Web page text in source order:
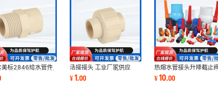
美标2846给水管件
直接米黄色热水建筑
口批发厂家
活接接头 工业厂家供应
cpvc由令白色硬塑料加厚
活接头管件配件
¥1.00
热熔水管接头升降截止
家阀壳管件家用水暖管
件阀门批发
¥10.00